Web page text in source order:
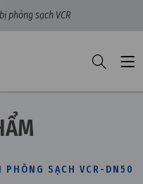
phòng sạch VCR
PHÒNG SẠCH VCR-DN50